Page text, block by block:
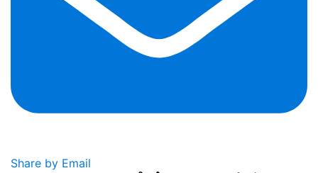
Share by Email